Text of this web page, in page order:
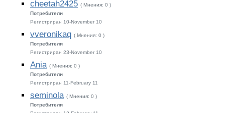
cheetah2425 ( Мнения: 0 )
Потребители
Регистриран 10-November 10
vveronikaq ( Мнения: 0 )
Потребители
Регистриран 23-November 10
Ania ( Мнения: 0 )
Потребители
Регистриран 11-February 11
seminola ( Мнения: 0 )
Потребители